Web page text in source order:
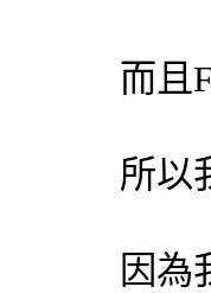
而且
所以
因為